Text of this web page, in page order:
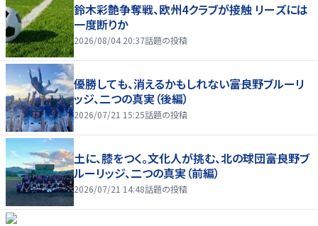
鈴木彩艶争奪戦、欧州4クラブが接触 リーズには
一度断りか
2026/08/04 20:37話題の投稿
優勝しても、消えるかもしれない――富良野ブルーリ
ッジ、二つの真実（後編）
2026/07/21 15:25話題の投稿
土に、膝をつく。文化人が挑む、北の球団――富良野ブ
ルーリッジ、二つの真実（前編）
2026/07/21 14:48話題の投稿